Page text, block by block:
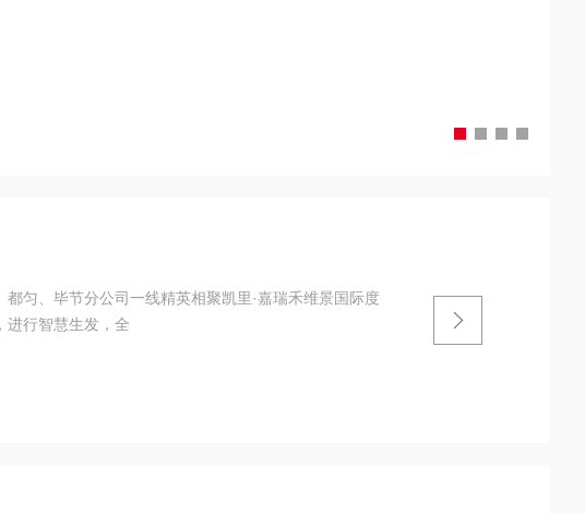
匀、毕节分公司一线精英相聚凯里·嘉瑞禾维景国际度
进行智慧生发，全